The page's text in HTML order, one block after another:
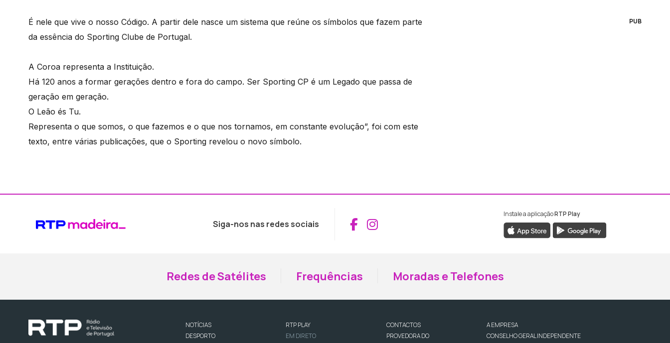
É nele que vive o nosso Código. A partir dele nasce um sistema que reúne os símbolos que fazem parte
da essência do Sporting Clube de Portugal.
A Coroa representa a Instituição.
Há 120 anos a formar gerações dentro e fora do campo. Ser Sporting CP é um Legado que passa de
geração em geração.
O Leão és Tu.
Representa o que somos, o que fazemos e o que nos tornamos, em constante evolução”, foi com este
texto, entre várias publicações, que o Sporting revelou o novo símbolo.
PUB
Siga-nos nas redes sociais Aceder ao Facebook da RTP Madeira
Aceder ao Instagram da RTP Madeira
Instale a aplicaçãoRTP Play
Redes de Satélites Frequências Moradas e Telefones
NOTÍCIAS
DESPORTO
RTP PLAY
EM DIRETO
CONTACTOS
PROVEDORA DO
A EMPRESA
CONSELHO GERAL INDEPENDENTE